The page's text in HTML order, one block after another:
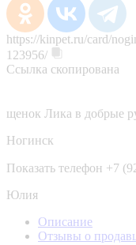
https://kinpet.ru/card/
123956/
Ссылка скопирована
щенок Лика в добрые
Ногинск
Показать телефон +7
Юлия
Описание
Отзывы о